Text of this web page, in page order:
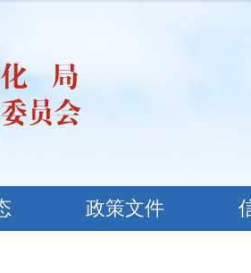
政策文件